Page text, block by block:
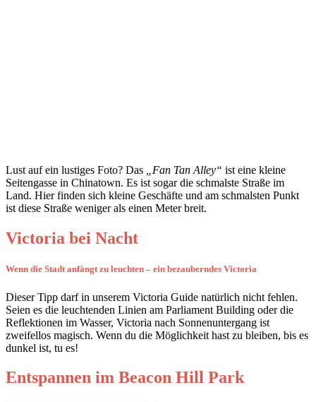
Lust auf ein lustiges Foto? Das „Fan Tan Alley“ ist eine kleine
Seitengasse in Chinatown. Es ist sogar die schmalste Straße im
Land. Hier finden sich kleine Geschäfte und am schmalsten Punkt
ist diese Straße weniger als einen Meter breit.
Victoria bei Nacht
Wenn die Stadt anfängt zu leuchten – ein bezauberndes Victoria
Dieser Tipp darf in unserem Victoria Guide natürlich nicht fehlen.
Seien es die leuchtenden Linien am Parliament Building oder die
Reflektionen im Wasser, Victoria nach Sonnenuntergang ist
zweifellos magisch. Wenn du die Möglichkeit hast zu bleiben, bis es
dunkel ist, tu es!
Entspannen im Beacon Hill Park